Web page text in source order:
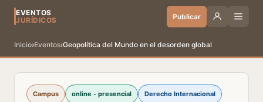
EVENTOS
JURÍDICOS
Publicar
Inicio›Eventos›Geopolítica del Mundo en el desorden global
Campus online - presencial Derecho Internacional